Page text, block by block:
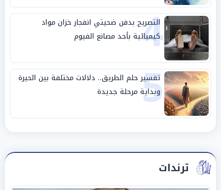
4
التصريح بدفن ضحيتي انفجار خزان مواد
كيميائية بأحد مصانع الفيوم
5
تفسير حلم الطريق.. دلالات مختلفة بين الحيرة
وبداية مرحلة جديدة
ترندات